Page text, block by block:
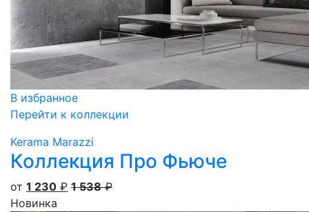
В избранное
Перейти к коллекции
Kerama Marazzi
Коллекция Про Фьюче
от 1 230 ₽ 1 538₽
Новинка